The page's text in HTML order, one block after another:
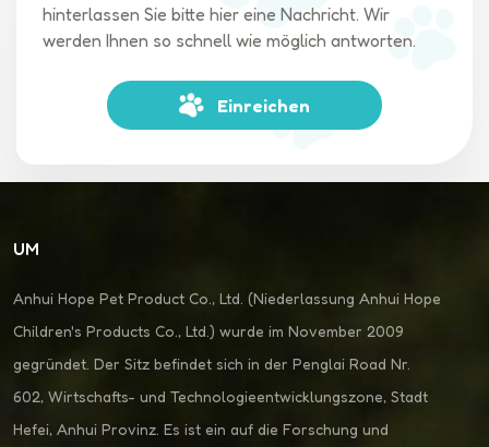
hinterlassen Sie bitte hier eine Nachricht. Wir
werden Ihnen so schnell wie möglich antworten.
Einreichen
UM
Anhui Hope Pet Product Co., Ltd. (Niederlassung Anhui Hope
Children's Products Co., Ltd.) wurde im November 2009
gegründet. Der Sitz befindet sich in der Penglai Road Nr.
602, Wirtschafts- und Technologieentwicklungszone, Stadt
Hefei, Anhui Provinz. Es ist ein auf die Forschung und